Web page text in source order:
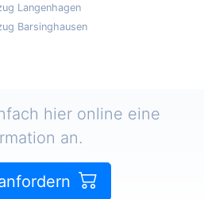
Langenhagen
Barsinghausen
hier online eine
an.